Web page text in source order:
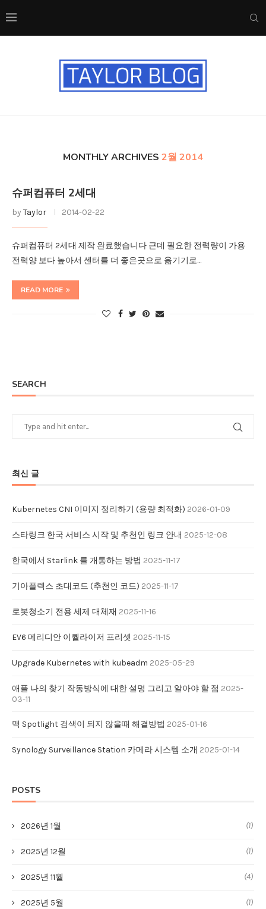
MONTHLY ARCHIVES 2월 2014
슈퍼컴퓨터 2세대
by Taylor 2014-02-22
슈퍼컴퓨터 2세대 제작 완료했습니다 근데 필요한 전력량이 가용
전력양 보다 높아서 센터를 더 좋은곳으로 옮기기로…
READ MORE
SEARCH
최신 글
Kubernetes CNI 이미지 정리하기 (용량 최적화) 2026-01-09
스타링크 한국 서비스 시작 및 추천인 링크 안내 2025-12-08
한국에서 Starlink 를 개통하는 방법 2025-11-17
기아플렉스 초대코드 (추천인 코드) 2025-11-17
로봇청소기 전용 세제 대체재 2025-11-16
EV6 메리디안 이퀄라이저 프리셋 2025-11-15
Upgrade Kubernetes with kubeadm 2025-05-29
애플 나의 찾기 작동방식에 대한 설명 그리고 알아야 할 점 2025-
03-11
맥 Spotlight 검색이 되지 않을때 해결방법 2025-01-16
Synology Surveillance Station 카메라 시스템 소개 2025-01-14
POSTS
2026년 1월 (1)
2025년 12월 (1)
2025년 11월 (4)
2025년 5월 (1)